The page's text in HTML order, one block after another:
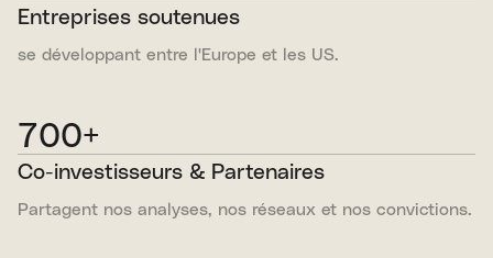
Entreprises soutenues
se développant entre l'Europe et les US.
700+
Co-investisseurs & Partenaires
Partagent nos analyses, nos réseaux et nos convictions.